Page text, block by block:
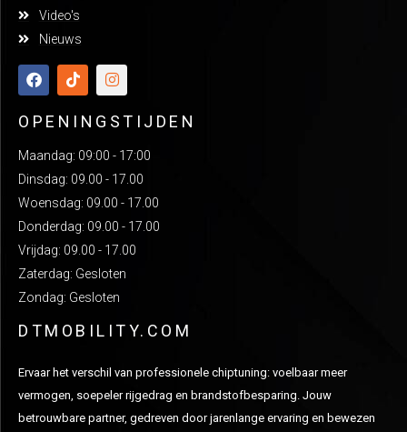
Video's
Nieuws
OPENINGSTIJDEN
Maandag: 09:00 - 17:00
Dinsdag: 09.00 - 17.00
Woensdag: 09.00 - 17.00
Donderdag: 09.00 - 17.00
Vrijdag: 09.00 - 17.00
Zaterdag: Gesloten
Zondag: Gesloten
DTMOBILITY.COM
Ervaar het verschil van professionele chiptuning: voelbaar meer
vermogen, soepeler rijgedrag en brandstofbesparing. Jouw
betrouwbare partner, gedreven door jarenlange ervaring en bewezen